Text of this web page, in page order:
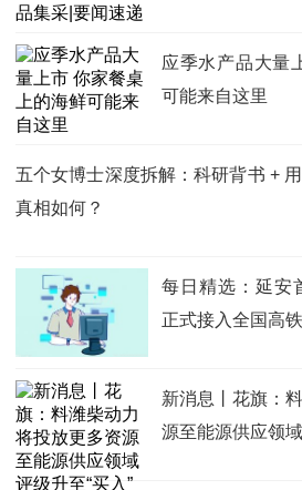
应季水产品大量
可能来自这里
五个女博士深度拆解：科研背书 +
真相如何？
每日精选：延安
正式接入全国高
新消息丨花旗：
源至能源供应领